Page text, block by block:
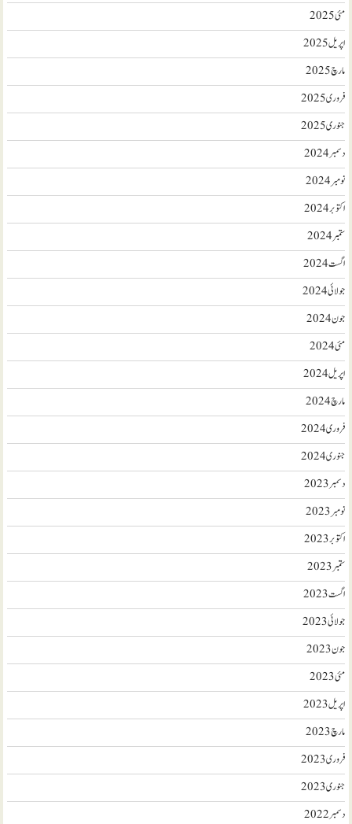
مئی 2025
اپریل 2025
مارچ 2025
فروری 2025
جنوری 2025
دسمبر 2024
نومبر 2024
اکتوبر 2024
ستمبر 2024
اگست 2024
جولائی 2024
جون 2024
مئی 2024
اپریل 2024
مارچ 2024
فروری 2024
جنوری 2024
دسمبر 2023
نومبر 2023
اکتوبر 2023
ستمبر 2023
اگست 2023
جولائی 2023
جون 2023
مئی 2023
اپریل 2023
مارچ 2023
فروری 2023
جنوری 2023
دسمبر 2022